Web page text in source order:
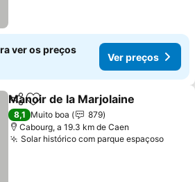
ver os preços
Ver preços
PartilharAdicionar aos favoritos
Manoir de la Marjolaine
8,1 Muito boa
879
Cabourg, a 19.3 km de Caen
Solar histórico com parque espaçoso